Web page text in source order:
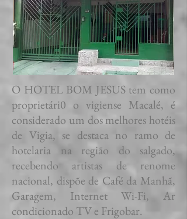
O HOTEL BOM JESUS tem como
proprietári0 o vigiense Macalé, é
considerado um dos melhores hotéis
de Vigia, se destaca no ramo de
hotelaria na região do salgado,
recebendo artistas de renome
nacional, dispõe de Café da Manhã,
Garagem, Internet Wi-Fi, Ar
condicionado TV e Frigobar.